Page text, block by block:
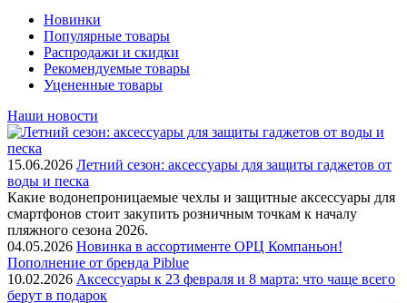
Новинки
Популярные товары
Распродажи и скидки
Рекомендуемые товары
Уцененные товары
Наши новости
15.06.2026 Летний сезон: аксессуары для защиты гаджетов от
воды и песка
Какие водонепроницаемые чехлы и защитные аксессуары для
смартфонов стоит закупить розничным точкам к началу
пляжного сезона 2026.
04.05.2026 Новинка в ассортименте OРЦ Компаньон!
Пополнение от бренда Piblue
10.02.2026 Аксессуары к 23 февраля и 8 марта: что чаще всего
берут в подарок